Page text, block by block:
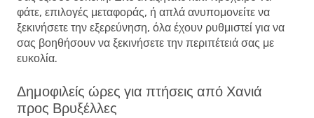
φάτε, επιλογές μεταφοράς, ή απλά ανυπομονείτε να
ξεκινήσετε την εξερεύνηση, όλα έχουν ρυθμιστεί για να
σας βοηθήσουν να ξεκινήσετε την περιπέτειά σας με
ευκολία.
Δημοφιλείς ώρες για πτήσεις από Χανιά
προς Βρυξέλλες